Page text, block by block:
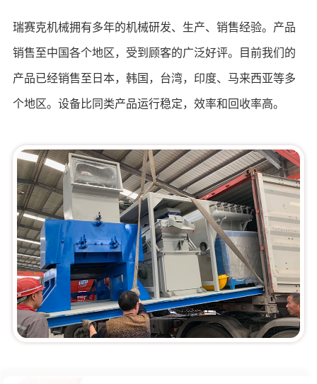
瑞赛克机械拥有多年的机械研发、生产、销售经验。产品
销售至中国各个地区，受到顾客的广泛好评。目前我们的
产品已经销售至日本，韩国，台湾，印度、马来西亚等多
个地区。设备比同类产品运行稳定，效率和回收率高。